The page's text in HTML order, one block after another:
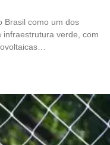
Brasil como um dos
infraestrutura verde, com